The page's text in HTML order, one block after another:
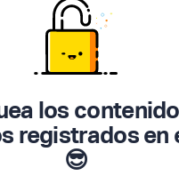
los
registrados en
😎